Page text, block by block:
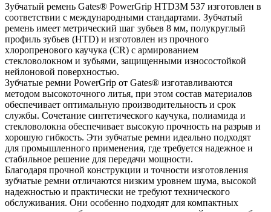
Зубчатый ремень Gates® PowerGrip HTD3M 537 изготовлен в
соответствии с международными стандартами. Зубчатый
ремень имеет метрический шаг зубьев 8 мм, полукруглый
профиль зубьев (HTD) и изготовлен из прочного
хлоропренового каучука (CR) с армированием
стекловолокном и зубьями, защищенными износостойкой
нейлоновой поверхностью.
Зубчатые ремни PowerGrip от Gates® изготавливаются
методом высокоточного литья, при этом состав материалов
обеспечивает оптимальную производительность и срок
службы. Сочетание синтетического каучука, полиамида и
стекловолокна обеспечивает высокую прочность на разрыв и
хорошую гибкость. Эти зубчатые ремни идеально подходят
для промышленного применения, где требуется надежное и
стабильное решение для передачи мощности.
Благодаря прочной конструкции и точности изготовления
зубчатые ремни отличаются низким уровнем шума, высокой
надежностью и практически не требуют технического
обслуживания. Они особенно подходят для компактных